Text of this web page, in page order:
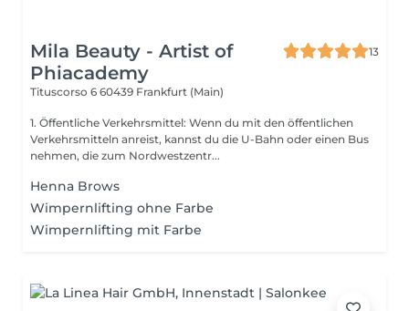
Mila Beauty - Artist of
Phiacademy
13
Tituscorso 6 60439 Frankfurt (Main)
1. Öffentliche Verkehrsmittel: Wenn du mit den öffentlichen
Verkehrsmitteln anreist, kannst du die U-Bahn oder einen Bus
nehmen, die zum Nordwestzentr...
Henna Brows
Wimpernlifting ohne Farbe
Wimpernlifting mit Farbe